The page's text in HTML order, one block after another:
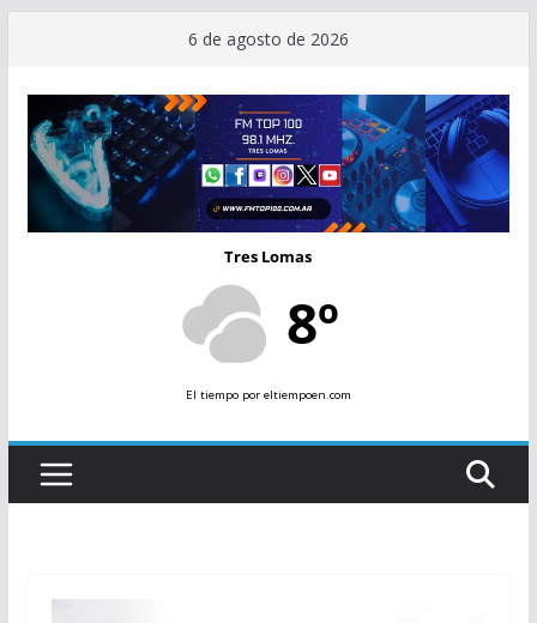
contenido
6 de agosto de 2026
Tres Lomas
8º
El tiempopor eltiempoen.com